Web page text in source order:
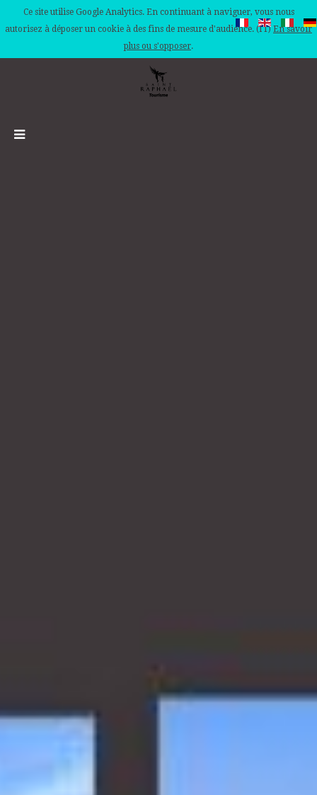
Ce site utilise Google Analytics. En continuant à naviguer, vous nous
autorisez à déposer un cookie à des fins de mesure d'audience. (IT) En savoir
plus ou s'opposer.